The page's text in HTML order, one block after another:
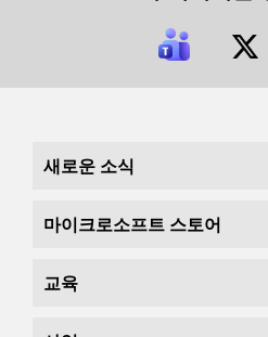
새로운 소식
마이크로소프트 스토어
교육